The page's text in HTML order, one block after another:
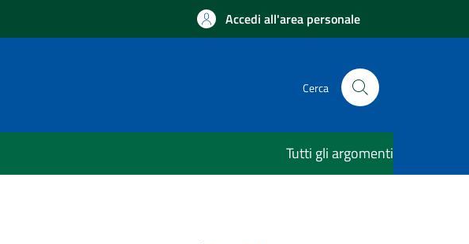
Accedi all'area personale
Cerca
Tutti gli argomenti